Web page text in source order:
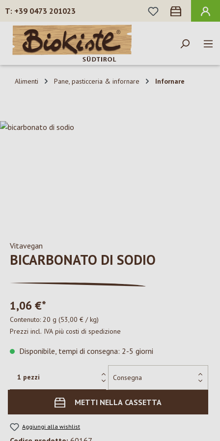
Passa al contenuto principale
+39 0473 201023
HAI 0 ARTICOLI
Alimenti Pane, pasticceria & infornare Infornare
Salta la galleria di immagini
Vitavegan
BICARBONATO DI SODIO
1,06 €*
Contenuto: 20 g (53,00 € / kg)
Prezzi incl. IVA più costi di spedizione
Disponibile, tempi di consegna: 2-5 giorni
METTI NELLA CASSETTA
Aggiungi alla wishlist